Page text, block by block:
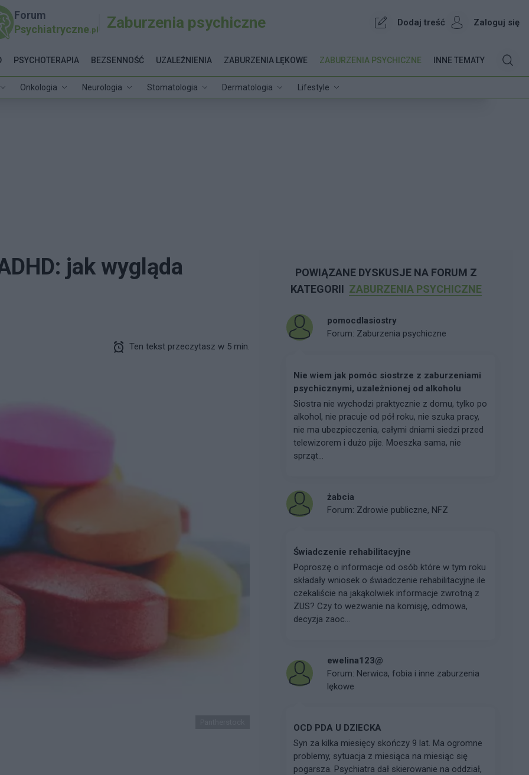
Forum
Psychiatryczne .pl Zaburzenia psychiczne Dodaj treść Zaloguj się
Onkologia Neurologia Stomatologia Dermatologia Lifestyle
PSYCHOTERAPIA BEZSENNOŚĆ UZALEŻNIENIA ZABURZENIA LĘKOWE ZABURZENIA PSYCHICZNE INNE TEMATY
jak wygląda
Ten tekst przeczytasz w 5 min.
POWIĄZANE DYSKUSJE NA FORUM Z
KATEGORII ZABURZENIA PSYCHICZNE
pomocdlasiostry
Forum: Zaburzenia psychiczne
Nie wiem jak pomóc siostrze z zaburzeniami
psychicznymi, uzależnionej od alkoholu
Siostra nie wychodzi praktycznie z domu, tylko po
alkohol, nie pracuje od pół roku, nie szuka pracy,
nie ma ubezpieczenia, całymi dniami siedzi przed
telewizorem i dużo pije. Moeszka sama, nie
sprząt...
żabcia
Forum: Zdrowie publiczne, NFZ
Świadczenie rehabilitacyjne
Poproszę o informacje od osób które w tym roku
składały wniosek o świadczenie rehabilitacyjne ile
czekaliście na jakąkolwiek informacje zwrotną z
ZUS? Czy to wezwanie na komisję, odmowa,
decyzja zaoc...
ewelina123@
Forum: Nerwica, fobia i inne zaburzenia
lękowe
OCD PDA U DZIECKA
Syn za kilka miesięcy skończy 9 lat. Ma ogromne
problemy, sytuacja z miesiąca na miesiąc się
pogarsza. Psychiatra dał skierowanie na oddział,